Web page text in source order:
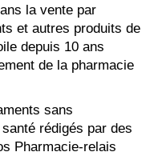
la vente par
et autres produits de
depuis 10 ans
de la pharmacie
sans
rédigés par des
Pharmacie-relais